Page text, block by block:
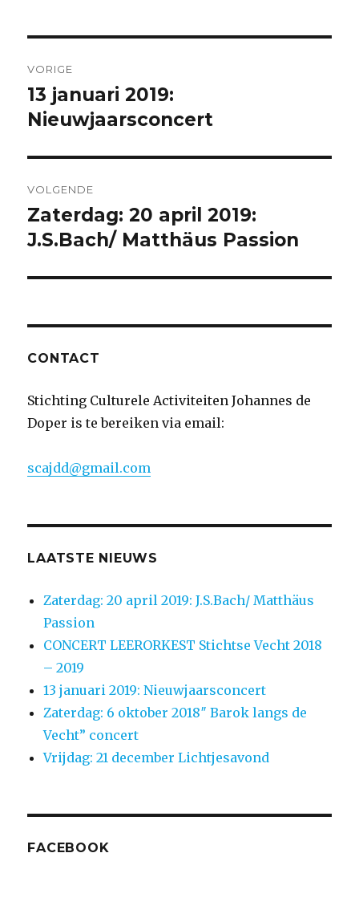
navigatie
VORIGE
Vorig
bericht:
13 januari 2019:
Nieuwjaarsconcert
VOLGENDE
Volgend
bericht:
Zaterdag: 20 april 2019:
J.S.Bach/ Matthäus Passion
CONTACT
Stichting Culturele Activiteiten Johannes de
Doper is te bereiken via email:
scajdd@gmail.com
LAATSTE NIEUWS
Zaterdag: 20 april 2019: J.S.Bach/ Matthäus
Passion
CONCERT LEERORKEST Stichtse Vecht 2018
– 2019
13 januari 2019: Nieuwjaarsconcert
Zaterdag: 6 oktober 2018″ Barok langs de
Vecht” concert
Vrijdag: 21 december Lichtjesavond
FACEBOOK